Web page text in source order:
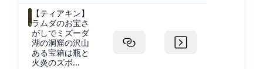
【ティアキン】
ラムダのお宝さ
がしでミズーダ
湖の洞窟の沢山
ある宝箱は瓶と
火炎のズボ...